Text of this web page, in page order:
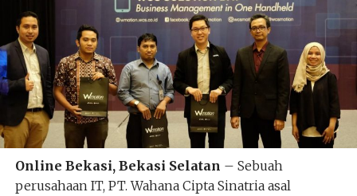
Online Bekasi, Bekasi Selatan – Sebuah
perusahaan IT, PT. Wahana Cipta Sinatria asal